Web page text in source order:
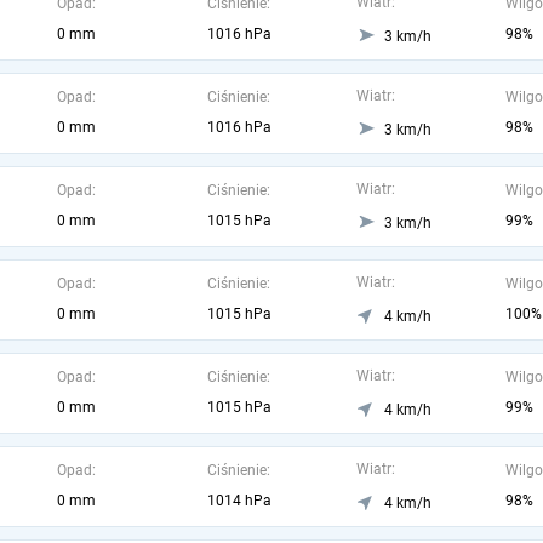
Opad:
0 mm
Ciśnienie:
1016 hPa
3 km/h
98%
Opad:
0 mm
Ciśnienie:
1016 hPa
Wiatr:
3 km/h
98%
Opad:
0 mm
Ciśnienie:
1015 hPa
Wiatr:
3 km/h
99%
Opad:
0 mm
Ciśnienie:
1015 hPa
Wiatr:
4 km/h
100%
Opad:
0 mm
Ciśnienie:
1015 hPa
Wiatr:
4 km/h
99%
Opad:
0 mm
Ciśnienie:
1014 hPa
Wiatr:
4 km/h
98%